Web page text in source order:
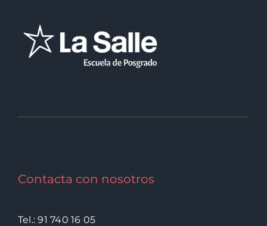
Contacta con nosotros
Tel.: 91 740 16 05